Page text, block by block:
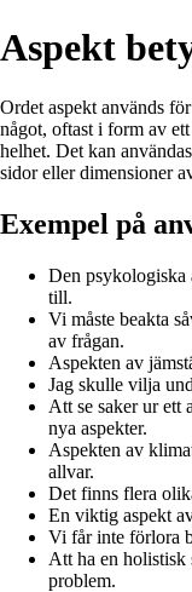
Aspekt
Ordet aspekt används
något, oftast i form av
helhet. Det kan
sidor eller dimensioner
Exempel på
Den psykologiska
till.
Vi måste beakta
av frågan.
Aspekten av
Jag skulle vilja
Att se saker ur ett
nya aspekter.
Aspekten av
allvar.
Det finns flera
En viktig aspekt
Vi får inte förlora
Att ha en holistisk
problem.